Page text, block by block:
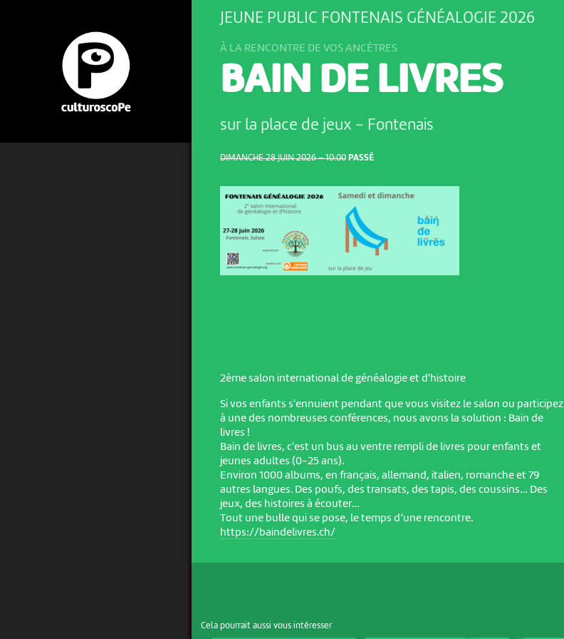
DIMANCHE 28 JUIN 2026 – 10:00 PASSÉ
JEUNE PUBLIC FONTENAIS GÉNÉALOGIE 2026
À LA RENCONTRE DE VOS ANCÊTRES
BAIN DE LIVRES
sur la place de jeux - Fontenais
2ème salon international de généalogie et d'histoire
Si vos enfants s'ennuient pendant que vous visitez le salon ou participez
à une des nombreuses conférences, nous avons la solution : Bain de
livres !
Bain de livres, c'est un bus au ventre rempli de livres pour enfants et
jeunes adultes (0-25 ans).
Environ 1000 albums, en français, allemand, italien, romanche et 79
autres langues. Des poufs, des transats, des tapis, des coussins… Des
jeux, des histoires à écouter…
Tout une bulle qui se pose, le temps d’une rencontre.
https://baindelivres.ch/
Cela pourrait aussi vous intéresser